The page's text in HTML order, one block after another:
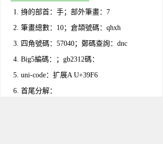
㧶的部首：手；部外筆畫：7
筆畫總數：10；倉頡號碼：qhxh
四角號碼：57040；鄭碼查詢：dnc
Big5編碼：；gb2312碼：
uni-code：扩展A U+39F6
首尾分解：